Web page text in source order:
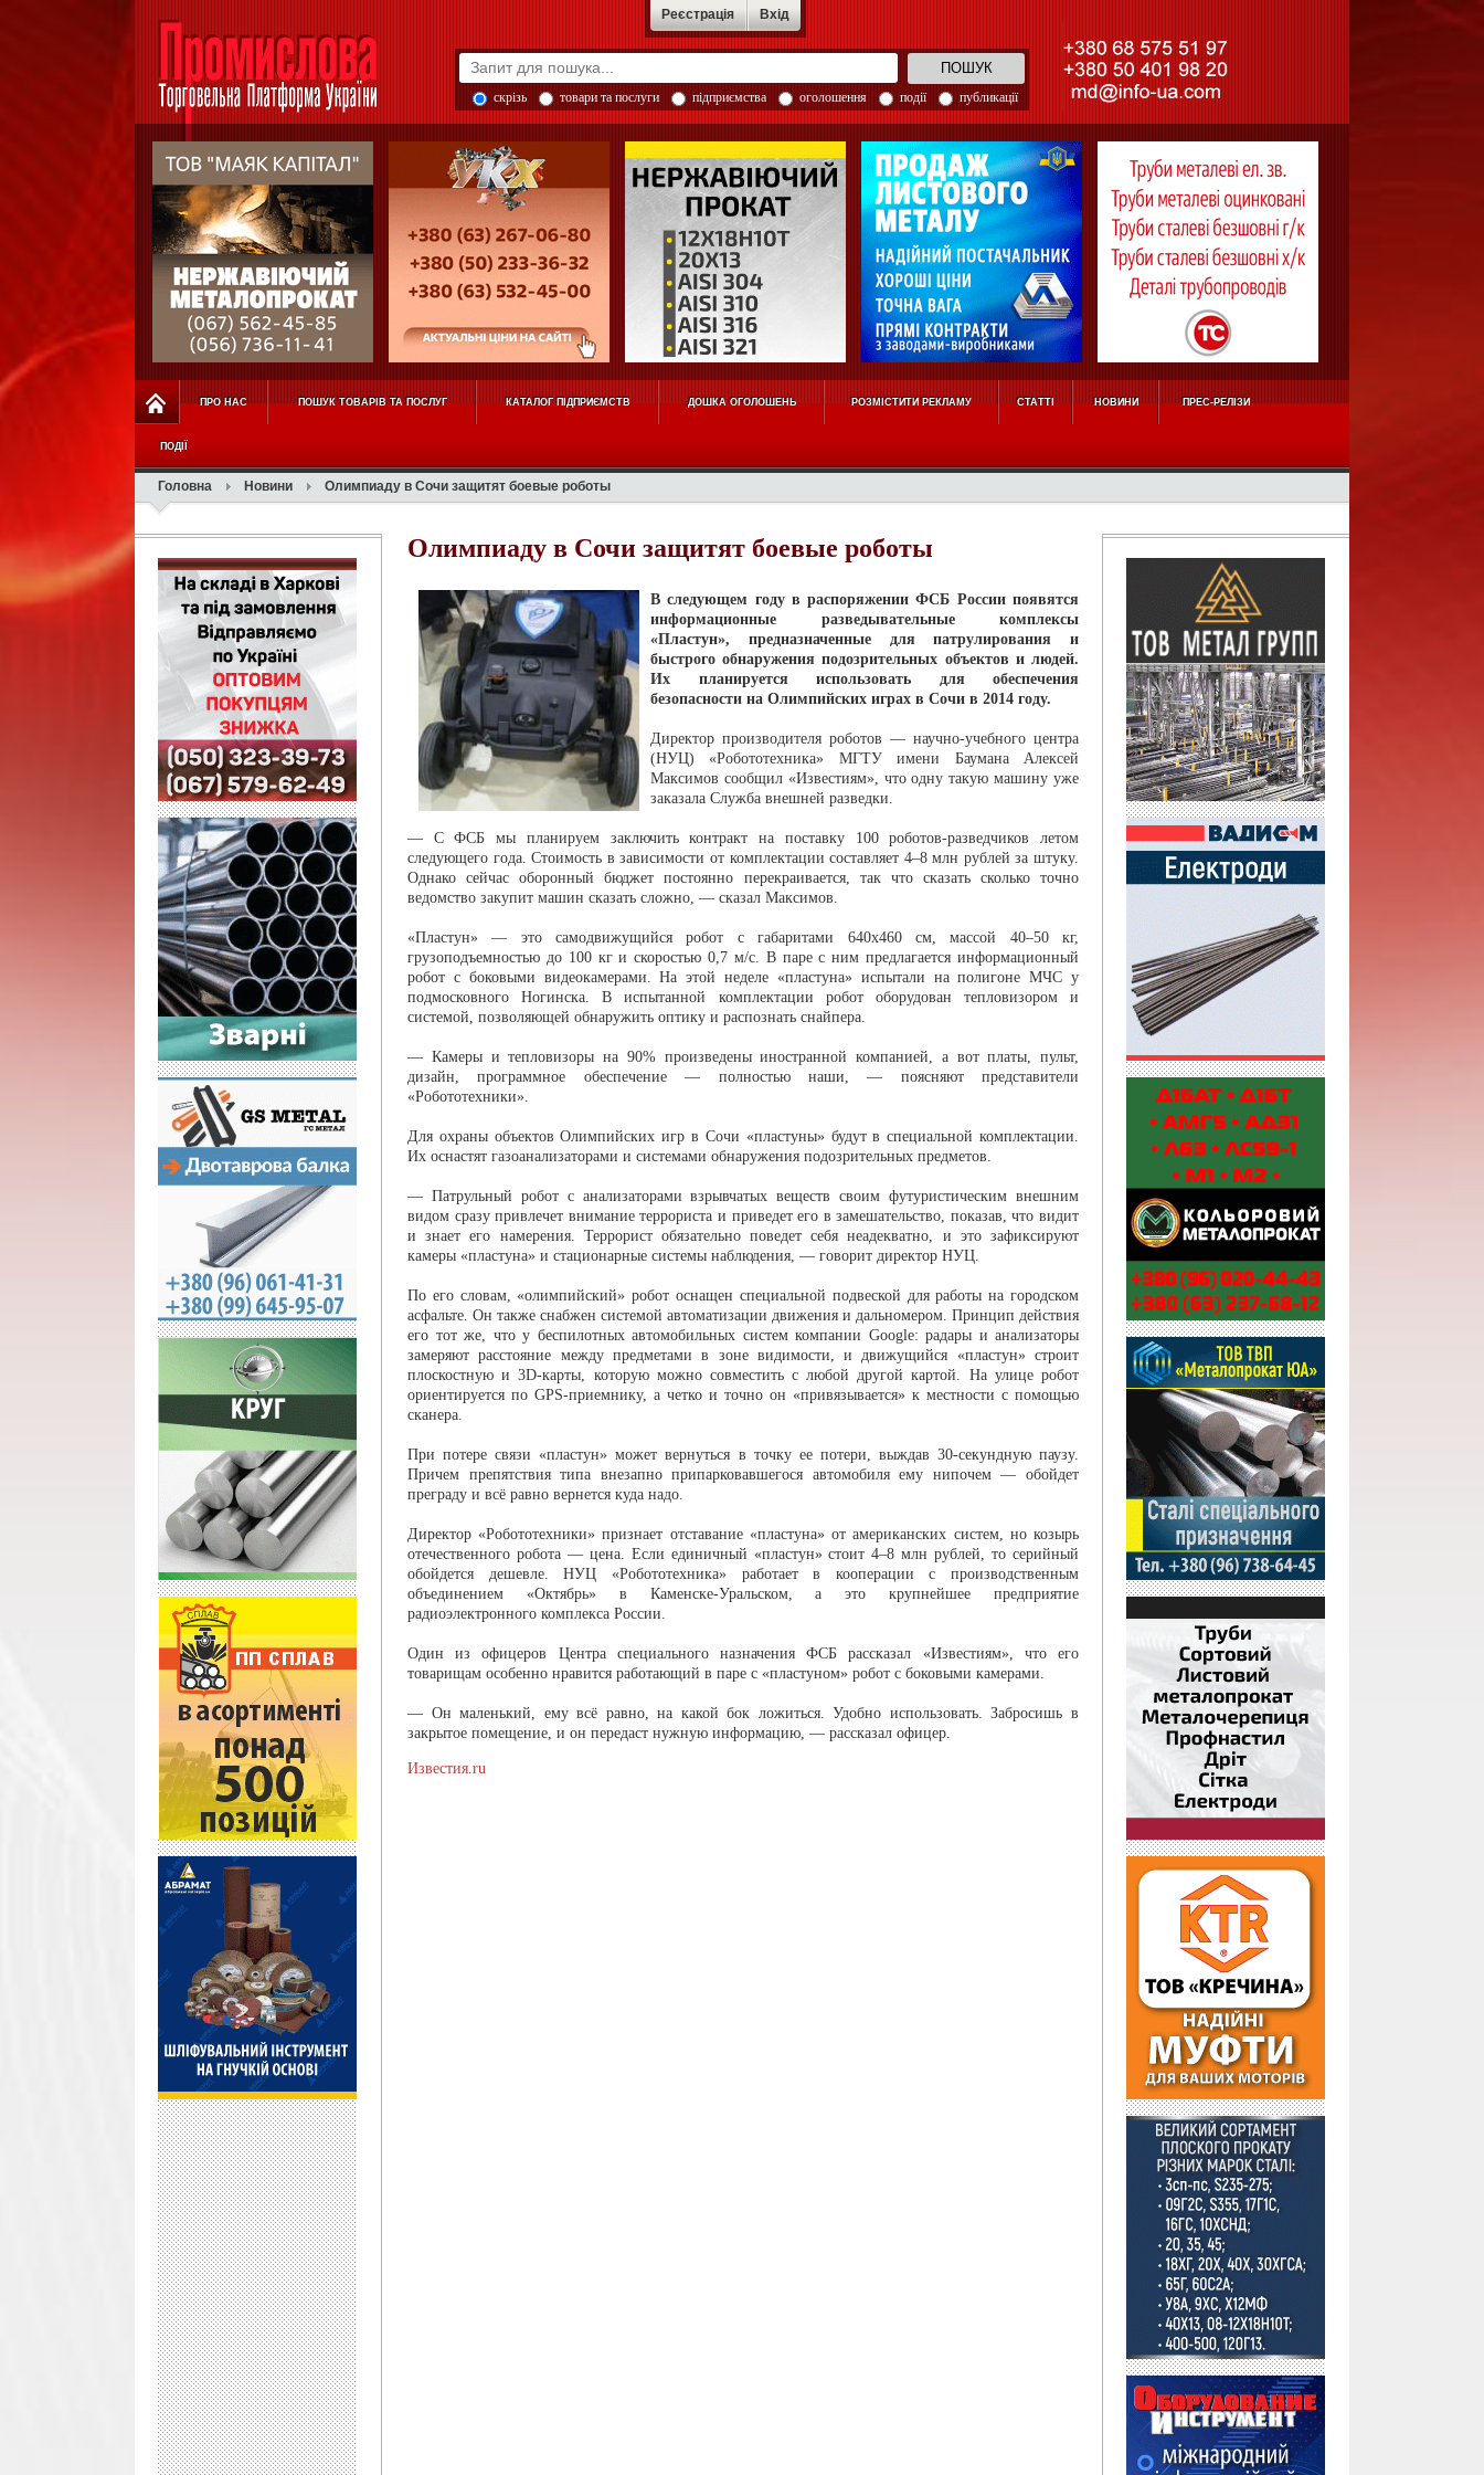
Реєстрація Вхід
скрізь товари та послуги підприємства оголошення події публикації
ПРО НАС ПОШУК ТОВАРІВ ТА ПОСЛУГ КАТАЛОГ ПІДПРИЄМСТВ ДОШКА ОГОЛОШЕНЬ РОЗМІСТИТИ РЕКЛАМУ СТАТТІ НОВИНИ ПРЕС-РЕЛІЗИ
ПОДІЇ
Головна Новини Олимпиаду в Сочи защитят боевые роботы
Олимпиаду в Сочи защитят боевые роботы
В следующем году в распоряжении ФСБ России появятся
информационные разведывательные комплексы
«Пластун», предназначенные для патрулирования и
быстрого обнаружения подозрительных объектов и людей.
Их планируется использовать для обеспечения
безопасности на Олимпийских играх в Сочи в 2014 году.
Директор производителя роботов — научно-учебного центра
(НУЦ) «Робототехника» МГТУ имени Баумана Алексей
Максимов сообщил «Известиям», что одну такую машину уже
заказала Служба внешней разведки.
— С ФСБ мы планируем заключить контракт на поставку 100 роботов-разведчиков летом
следующего года. Стоимость в зависимости от комплектации составляет 4–8 млн рублей за штуку.
Однако сейчас оборонный бюджет постоянно перекраивается, так что сказать сколько точно
ведомство закупит машин сказать сложно, — сказал Максимов.
«Пластун» — это самодвижущийся робот с габаритами 640x460 см, массой 40–50 кг,
грузоподъемностью до 100 кг и скоростью 0,7 м/с. В паре с ним предлагается информационный
робот с боковыми видеокамерами. На этой неделе «пластуна» испытали на полигоне МЧС у
подмосковного Ногинска. В испытанной комплектации робот оборудован тепловизором и
системой, позволяющей обнаружить оптику и распознать снайпера.
— Камеры и тепловизоры на 90% произведены иностранной компанией, а вот платы, пульт,
дизайн, программное обеспечение — полностью наши, — поясняют представители
«Робототехники».
Для охраны объектов Олимпийских игр в Сочи «пластуны» будут в специальной комплектации.
Их оснастят газоанализаторами и системами обнаружения подозрительных предметов.
— Патрульный робот с анализаторами взрывчатых веществ своим футуристическим внешним
видом сразу привлечет внимание террориста и приведет его в замешательство, показав, что видит
и знает его намерения. Террорист обязательно поведет себя неадекватно, и это зафиксируют
камеры «пластуна» и стационарные системы наблюдения, — говорит директор НУЦ.
По его словам, «олимпийский» робот оснащен специальной подвеской для работы на городском
асфальте. Он также снабжен системой автоматизации движения и дальномером. Принцип действия
его тот же, что у беспилотных автомобильных систем компании Google: радары и анализаторы
замеряют расстояние между предметами в зоне видимости, и движущийся «пластун» строит
плоскостную и 3D-карты, которую можно совместить с любой другой картой. На улице робот
ориентируется по GPS-приемнику, а четко и точно он «привязывается» к местности с помощью
сканера.
При потере связи «пластун» может вернуться в точку ее потери, выждав 30-секундную паузу.
Причем препятствия типа внезапно припарковавшегося автомобиля ему нипочем — обойдет
преграду и всё равно вернется куда надо.
Директор «Робототехники» признает отставание «пластуна» от американских систем, но козырь
отечественного робота — цена. Если единичный «пластун» стоит 4–8 млн рублей, то серийный
обойдется дешевле. НУЦ «Робототехника» работает в кооперации с производственным
объединением «Октябрь» в Каменске-Уральском, а это крупнейшее предприятие
радиоэлектронного комплекса России.
Один из офицеров Центра специального назначения ФСБ рассказал «Известиям», что его
товарищам особенно нравится работающий в паре с «пластуном» робот с боковыми камерами.
— Он маленький, ему всё равно, на какой бок ложиться. Удобно использовать. Забросишь в
закрытое помещение, и он передаст нужную информацию, — рассказал офицер.
Известия.ru